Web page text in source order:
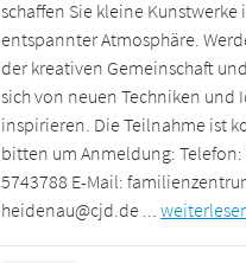
schaffen Sie kleine Kunstwerke
entspannter Atmosphäre.
der kreativen Gemeinschaft
sich von neuen Techniken und
inspirieren. Die Teilnahme ist
bitten um Anmeldung: Telefon:
5743788 E-Mail:
heidenau@cjd.de ...